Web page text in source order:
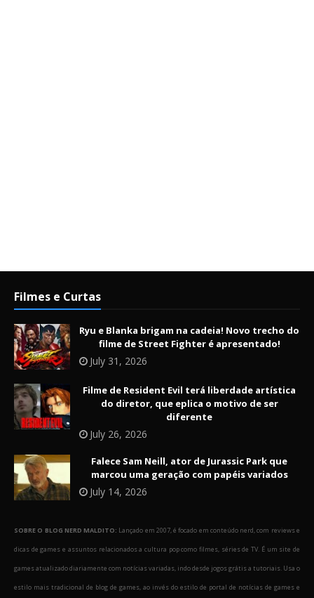
Filmes e Curtas
Ryu e Blanka brigam na cadeia! Novo trecho do
filme de Street Fighter é apresentado!
July 31, 2026
Filme de Resident Evil terá liberdade artística
do diretor, que eplica o motivo de ser
diferente
July 26, 2026
Falece Sam Neill, ator de Jurassic Park que
marcou uma geração com papéis variados
July 14, 2026
SOBRE O BLOG NERD MALDITO: Lançado em 2007, é focado em conteúdo nerd, com reviews e
dicas de games e assuntos relacionados a cultura pop como filmes, séries de TV. É um site de
games atualizado diariamente com notícias variadas, indo desde jogos grátis a tutoriais. Usa o
estilo mais tradicional de blog de games, ao invés do estilo de portal de notícias de games e